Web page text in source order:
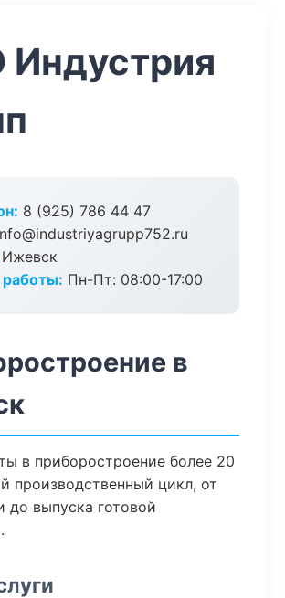
8 (925) 786 44 47
Ижевск
Пн-Пт: 08:00-17:00
в
в приборостроение более 20
производственный цикл, от
до выпуска готовой